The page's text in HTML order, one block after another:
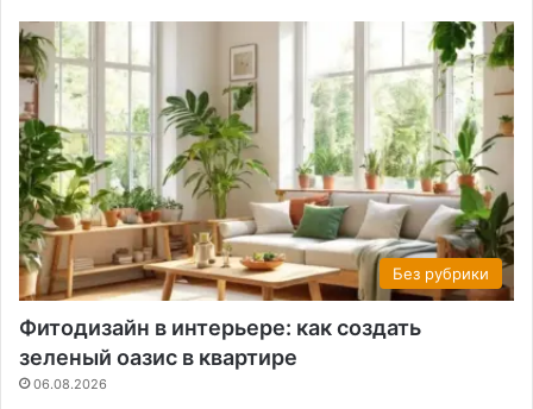
Без рубрики
Фитодизайн в интерьере: как создать
зеленый оазис в квартире
06.08.2026